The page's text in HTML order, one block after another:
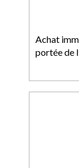
Achat
portée de